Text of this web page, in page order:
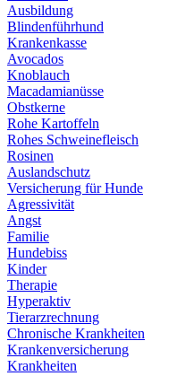
Ausbildung
Blindenführhund
Krankenkasse
Avocados
Knoblauch
Macadamianüsse
Obstkerne
Rohe Kartoffeln
Rohes Schweinefleisch
Rosinen
Auslandschutz
Versicherung für Hunde
Agressivität
Angst
Familie
Hundebiss
Kinder
Therapie
Hyperaktiv
Tierarzrechnung
Chronische Krankheiten
Krankenversicherung
Krankheiten